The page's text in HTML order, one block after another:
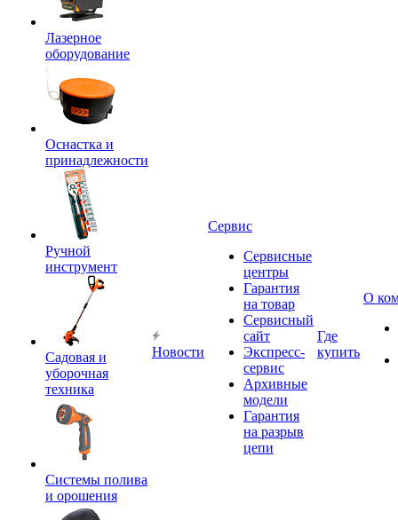
Лазерное
оборудование
Оснастка и
принадлежности
Ручной
инструмент
Садовая и
уборочная
техника
Системы полива
и орошения
Новости
Сервис
Сервисные
центры
Гарантия
на товар
Сервисный
сайт
Экспресс-
сервис
Архивные
модели
Гарантия
на разрыв
цепи
Где
купить
О